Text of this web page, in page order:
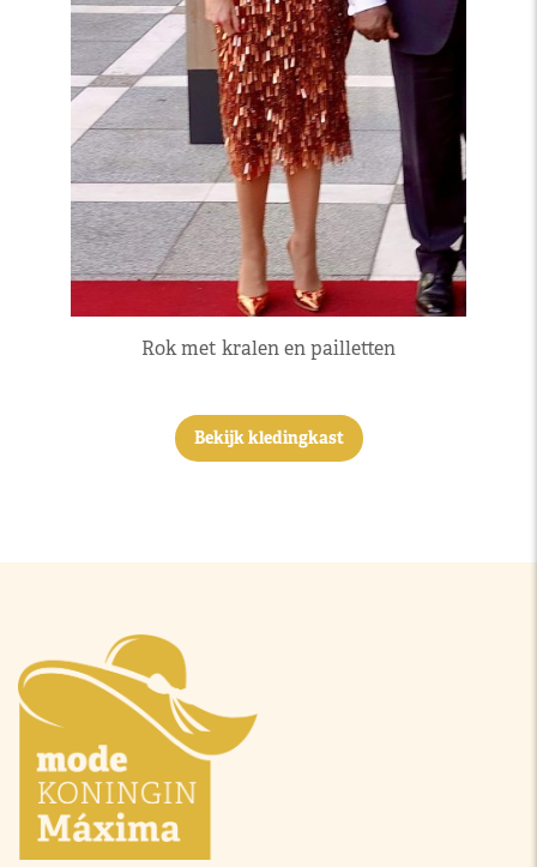
Rok met kralen en pailletten
Bekijk kledingkast